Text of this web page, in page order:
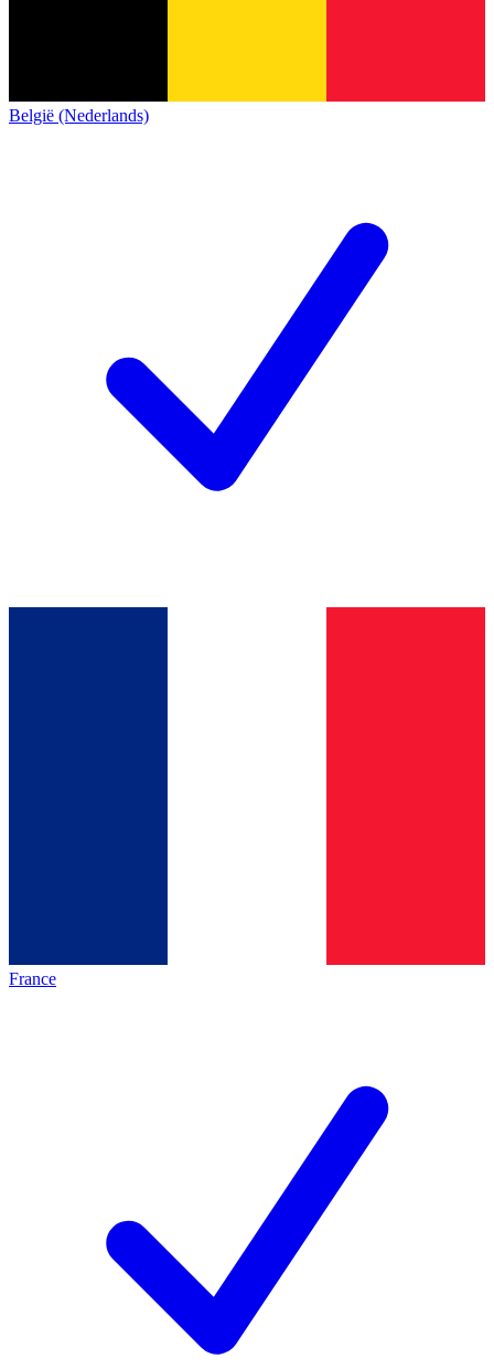
België (Nederlands)
France